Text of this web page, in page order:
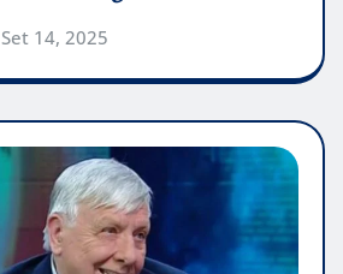
Set 14, 2025